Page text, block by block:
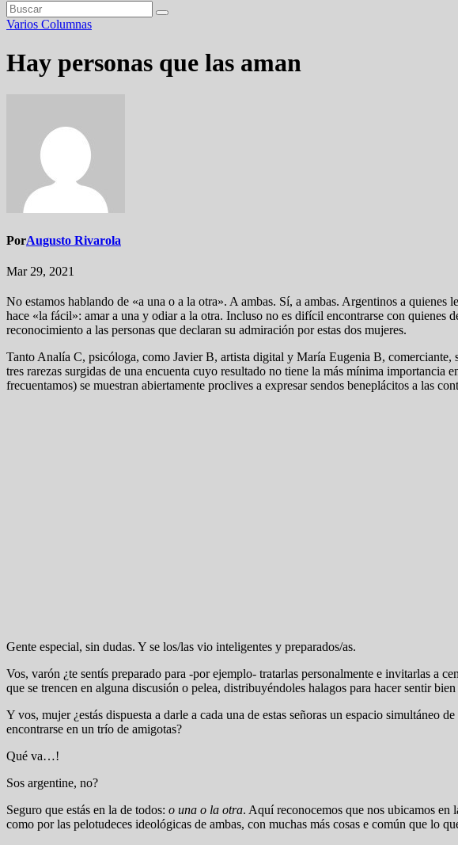
Varios Columnas
Hay personas que las aman
PorAugusto Rivarola
Mar 29, 2021
No estamos hablando de «a una o a la otra». A ambas. Sí, a ambas. Argentinos a
hace «la fácil»: amar a una y odiar a la otra. Incluso no es difícil encontrarse con quienes
reconocimiento a las personas que declaran su admiración por estas dos mujeres.
Tanto Analía C, psicóloga, como Javier B, artista digital y María Eugenia B, comerciante,
tres rarezas surgidas de una encuenta cuyo resultado no tiene la más mínima importancia
frecuentamos) se muestran abiertamente proclives a expresar sendos beneplácitos a las
Gente especial, sin dudas. Y se los/las vio inteligentes y preparados/as.
Vos, varón ¿te sentís preparado para -por ejemplo- tratarlas personalmente e invitarlas a
que se trencen en alguna discusión o pelea, distribuyéndoles halagos para hacer sentir bien
Y vos, mujer ¿estás dispuesta a darle a cada una de estas señoras un espacio simultáneo
encontrarse en un trío de amigotas?
Qué va…!
Sos argentine, no?
Seguro que estás en la de todos: o una o la otra. Aquí reconocemos que nos ubicamos en
como por las pelotudeces ideológicas de ambas, con muchas más cosas e común que lo